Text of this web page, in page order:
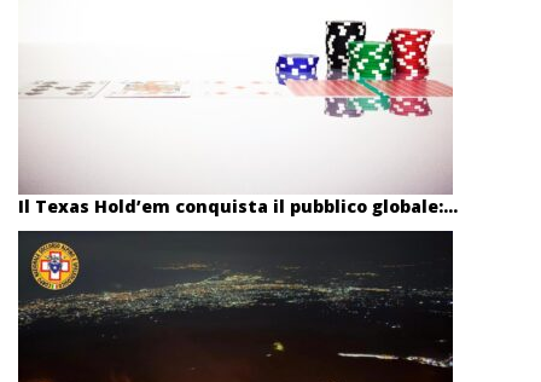
Il Texas Hold’em conquista il pubblico globale:...